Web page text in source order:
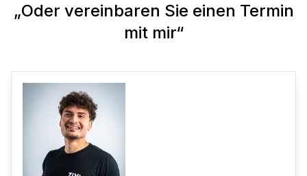
„Oder vereinbaren Sie einen Termin
mit mir“